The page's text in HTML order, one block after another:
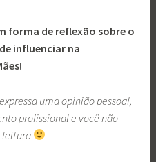
forma de reflexão sobre o
influenciar na
uma opinião pessoal,
profissional e você não
leitura